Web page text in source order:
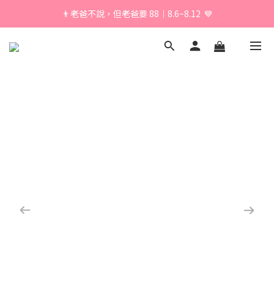
\ 加入會員享獨家折扣 /
👨老爸不說，但老爸要 88｜8.6~8.12  💙
\ 加入會員享獨家折扣 /